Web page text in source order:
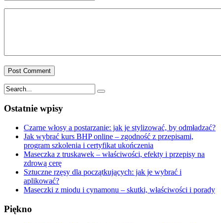
Ostatnie wpisy
Czarne włosy a postarzanie: jak je stylizować, by odmładzać?
Jak wybrać kurs BHP online – zgodność z przepisami,
program szkolenia i certyfikat ukończenia
Maseczka z truskawek – właściwości, efekty i przepisy na
zdrową cerę
Sztuczne rzęsy dla początkujących: jak je wybrać i
aplikować?
Maseczki z miodu i cynamonu – skutki, właściwości i porady
Piękno